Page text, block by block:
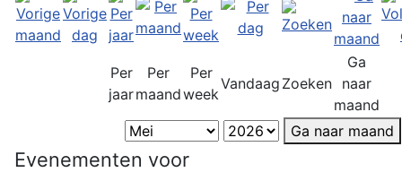
Per
jaar
Per
maand
Per
week
Vandaag Zoeken
Ga
naar
maand
Ga naar maand
Evenementen voor